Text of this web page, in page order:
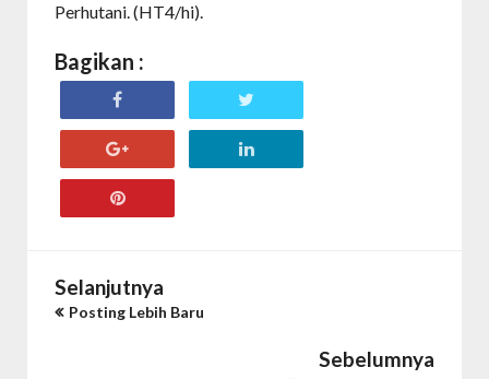
Perhutani. (HT4/hi).
Bagikan :
Selanjutnya
Posting Lebih Baru
Sebelumnya